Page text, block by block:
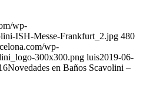
wp-
ISH-Messe-Frankfurt_2.jpg 480
wp-
300x300.png luis2019-06-
Novedades en Baños Scavolini –